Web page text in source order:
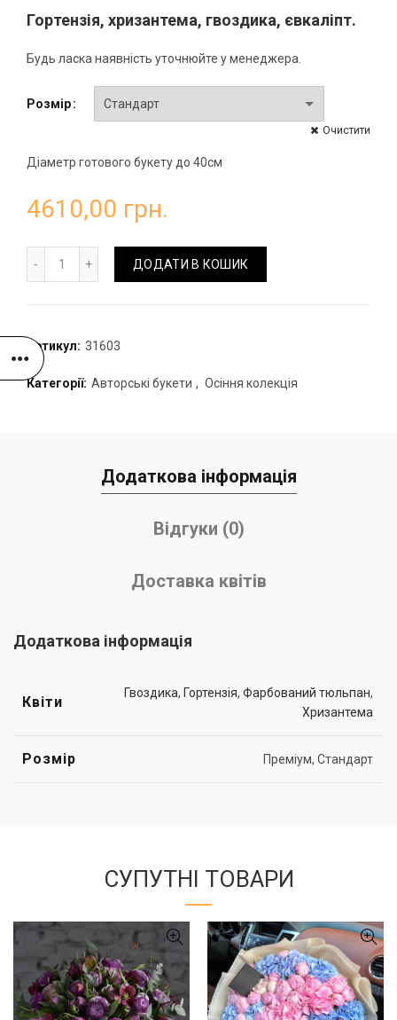
Гортензія, хризантема, гвоздика, євкаліпт.
Будь ласка наявність уточнюйте у менеджера.
Розмір
Очистити
Діаметр готового букету до 40см
4610,00 грн.
ДОДАТИ В КОШИК
Артикул: 31603
Категорії: Авторські букети , Осіння колекція
Додаткова інформація
Відгуки (0)
Доставка квітів
Додаткова інформація
Квіти
Гвоздика, Гортензія, Фарбований тюльпан,
Хризантема
Розмір Преміум, Стандарт
СУПУТНІ ТОВАРИ